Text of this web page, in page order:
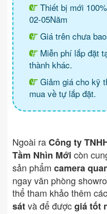
Thiết bị mới
02-05Năm
Giá trên chưa
Miễn phí lắp đặt
thành khác.
Giảm giá cho kỹ
mua về tự lắp đặt.
Ngoài raCông ty
Tầm Nhìn Mới còn
sản phẩm camera
ngay văn phòng
thể tham khảo thêm
sátvà để đượcgiá tốt